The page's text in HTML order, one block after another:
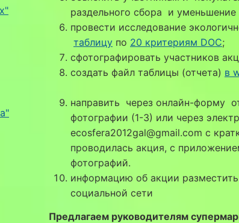
раздельного сбора и
провести исследование
таблицу по 20 критериям DOC;
сфотографировать участников
создать файл таблицы (отчета) в
направить через онлайн-форму
фотографии (1-3) или через
ecosfera2012gal@gmail.com с
проводилась акция, с
фотографий.
информацию об акции
социальной сети
Предлагаем руководителям